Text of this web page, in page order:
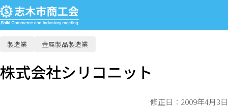
製造業 金属製品製造業
株式会社シリコニット
修正日：2009年4月3日